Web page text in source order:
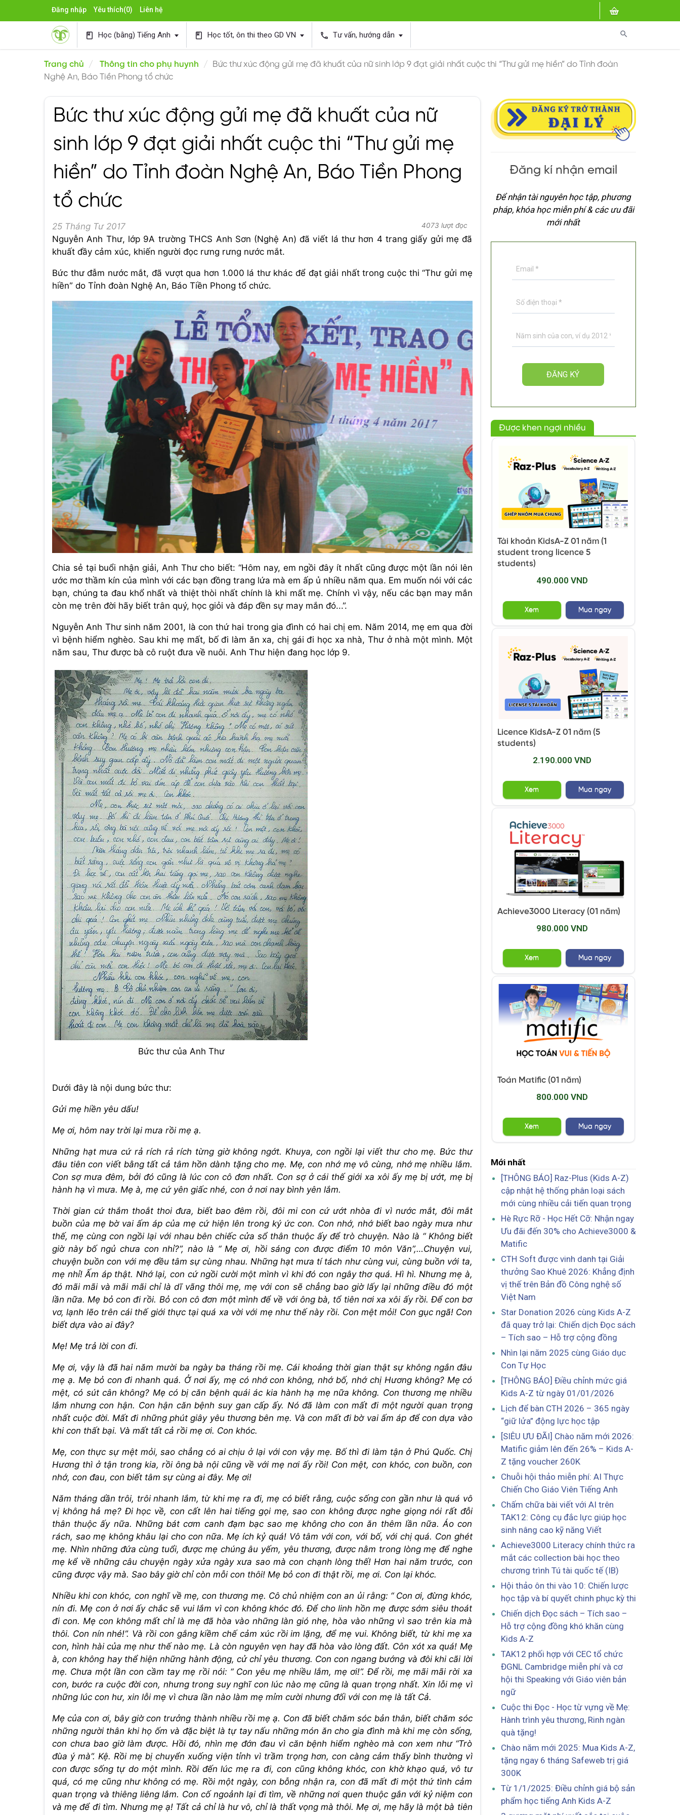
Đăng nhập Yêu thích(0) Liên hệ
search
book Học (bằng) Tiếng Anh book Học tốt, ôn thi theo GD VN phone Tư vấn, hướng dẫn
Trang chủ Thông tin cho phụ huynh
Bức thư xúc động gửi mẹ đã khuất của nữ sinh lớp 9 đạt giải nhất cuộc thi “Thư gửi mẹ hiền” do Tỉnh đoàn
Nghệ An, Báo Tiền Phong tổ chức
Bức thư xúc động gửi mẹ đã khuất của nữ
sinh lớp 9 đạt giải nhất cuộc thi “Thư gửi mẹ
hiền” do Tỉnh đoàn Nghệ An, Báo Tiền Phong
tổ chức
25 Tháng Tư 2017 4073 lượt đọc
Nguyễn Anh Thư, lớp 9A trường THCS Anh Sơn (Nghệ An) đã viết lá thư hơn 4 trang giấy gửi mẹ đã
khuất đầy cảm xúc, khiến người đọc rưng rưng nước mắt.
Bức thư đẫm nước mắt, đã vượt qua hơn 1.000 lá thư khác để đạt giải nhất trong cuộc thi “Thư gửi mẹ
hiền” do Tỉnh đoàn Nghệ An, Báo Tiền Phong tổ chức.
Chia sẻ tại buổi nhận giải, Anh Thư cho biết: “Hôm nay, em ngồi đây ít nhất cũng được một lần nói lên
ước mơ thầm kín của mình với các bạn đồng trang lứa mà em ấp ủ nhiều năm qua. Em muốn nói với các
bạn, chúng ta đau khổ nhất và thiệt thòi nhất chính là khi mất mẹ. Chính vì vậy, nếu các bạn may mắn
còn mẹ trên đời hãy biết trân quý, học giỏi và đáp đền sự may mắn đó...”.
Nguyễn Anh Thư sinh năm 2001, là con thứ hai trong gia đình có hai chị em. Năm 2014, mẹ em qua đời
vì bệnh hiểm nghèo. Sau khi mẹ mất, bố đi làm ăn xa, chị gái đi học xa nhà, Thư ở nhà một mình. Một
năm sau, Thư được bà cô ruột đưa về nuôi. Anh Thư hiện đang học lớp 9.
Bức thư của Anh Thư
Dưới đây là nội dung bức thư:
Gửi mẹ hiền yêu dấu!
Mẹ ơi, hôm nay trời lại mưa rồi mẹ ạ.
Những hạt mưa cứ rả rích rả rích từng giờ không ngớt. Khuya, con ngồi lại viết thư cho mẹ. Bức thư
đâu tiên con viết bằng tất cả tâm hồn dành tặng cho mẹ. Mẹ, con nhớ mẹ vô cùng, nhớ mẹ nhiều lắm.
Con sợ mưa đêm, bởi đó cũng là lúc con cô đơn nhất. Con sợ ở cái thế giới xa xôi ấy mẹ bị ướt, mẹ bị
hành hạ vì mưa. Mẹ à, mẹ cứ yên giấc nhé, con ở nơi nay bình yên lắm.
Thời gian cứ thắm thoắt thoi đưa, biết bao đêm rồi, đôi mi con cứ ướt nhòa đi vì nước mắt, đôi mắt
buồn của mẹ bờ vai ấm áp của mẹ cứ hiện lên trong ký ức con. Con nhớ, nhớ biết bao ngày mưa như
thế, mẹ cùng con ngồi lại với nhau bên chiếc cửa sổ thân thuộc ấy để trò chuyện. Nào là “ Không biết
giờ này bố ngủ chưa con nhỉ?”, nào là “ Mẹ ơi, hồi sáng con được điểm 10 môn Văn”,…Chuyện vui,
chuyện buồn con với mẹ đều tâm sự cùng nhau. Những hạt mưa tí tách như cùng vui, cùng buồn với ta,
mẹ nhỉ! Ấm áp thật. Nhớ lại, con cứ ngồi cười một mình vì khi đó con ngây thơ quá. Hì hì. Nhưng mẹ à,
đó mãi mãi và mãi mãi chỉ là dĩ vãng thôi mẹ, mẹ với con sẽ chẳng bao giờ lấy lại những điều đó một
lần nữa. Mẹ bỏ con đi rồi. Bỏ con cô đơn một mình để về với ông bà, tổ tiên nơi xa xôi ấy rồi. Để con bơ
vơ, lạnh lẽo trên cái thế giới thực tại quá xa vời với mẹ như thế này rồi. Con mệt mỏi! Con gục ngã! Con
biết dựa vào ai đây?
Mẹ! Mẹ trả lời con đi.
Mẹ ơi, vậy là đã hai năm mười ba ngày ba tháng rồi mẹ. Cái khoảng thời gian thật sự không ngắn đâu
mẹ ạ. Mẹ bỏ con đi nhanh quá. Ở nơi ấy, mẹ có nhớ con không, nhớ bố, nhớ chị Hương không? Mẹ có
mệt, có sút cân không? Mẹ có bị căn bệnh quái ác kia hành hạ mẹ nữa không. Con thương mẹ nhiều
lắm nhưng con hận. Con hận căn bệnh suy gan cấp ấy. Nó đã làm con mất đi một người quan trọng
nhất cuộc đời. Mất đi những phút giây yêu thương bên mẹ. Và con mất đi bờ vai ấm áp để con dựa vào
khi con thất bại. Và mất tất cả rồi mẹ ơi. Con khóc.
Mẹ, con thực sự mệt mỏi, sao chẳng có ai chịu ở lại với con vậy mẹ. Bố thì đi làm tận ở Phú Quốc. Chị
Hương thì ở tận trong kia, rồi ông bà nội cũng về với mẹ nơi ấy rồi! Con mệt, con khóc, con buồn, con
nhớ, con đau, con biết tâm sự cùng ai đây. Mẹ ơi!
Năm tháng dần trôi, trôi nhanh lắm, từ khi mẹ ra đi, mẹ có biết rằng, cuộc sống con gần như là quá vô
vị không hả mẹ? Đi học về, con cất lên hai tiếng gọi mẹ, sao con không được nghe giọng nói rất đỗi
thân thuộc ấy nữa. Những bát cơm canh đạm bạc sao mẹ không cho con ăn thêm lần nữa. Áo con
rách, sao mẹ không khâu lại cho con nữa. Mẹ ích kỷ quá! Vô tâm với con, với bố, với chị quá. Con ghét
mẹ. Nhìn những đứa cùng tuổi, được mẹ chúng âu yếm, yêu thương, được nằm trong lòng mẹ để nghe
mẹ kể về những câu chuyện ngày xửa ngày xưa sao mà con chạnh lòng thế! Hơn hai năm trước, con
cũng được vậy mà. Sao bây giờ chỉ còn mỗi con thôi! Mẹ bỏ con đi thật rồi, mẹ ơi. Con lại khóc.
Nhiều khi con khóc, con nghĩ về mẹ, con thương mẹ. Cô chủ nhiệm con an ủi rằng: “ Con ơi, đừng khóc,
nín đi. Mẹ con ở nơi ấy chắc sẽ vui lắm vì con không khóc đó. Để cho linh hồn mẹ được sớm siêu thoát
đi con. Mẹ con không mất chỉ là mẹ đã hòa vào những làn gió nhẹ, hòa vào những vì sao trên kia mà
thôi. Con nín nhé!”. Và rồi con gắng kiềm chế cảm xúc rồi im lặng, để mẹ vui. Không biết, từ khi mẹ xa
con, hình hài của mẹ như thế nào mẹ. Là còn nguyên vẹn hay đã hòa vào lòng đất. Côn xót xa quá! Mẹ
à, con không hay thể hiện những hành động, cử chỉ yêu thương. Con con ngang bướng và đôi khi cãi lời
mẹ. Chưa một lần con cầm tay mẹ rồi nói: “ Con yêu mẹ nhiều lắm, mẹ ơi!”. Để rồi, mẹ mãi mãi rời xa
con, bước ra cuộc đời con, nhưng trong suy nghĩ con lúc nào mẹ cũng là quan trọng nhất. Xin lỗi mẹ vì
những lúc con hư, xin lỗi mẹ vì chưa lần nào làm mẹ mỉm cười nhưng đối với con mẹ là tất Cả.
Mẹ của con ơi, bây giờ con trưởng thành nhiều rồi mẹ ạ. Con đã biết chăm sóc bản thân, biết chăm sóc
những người thân khi họ ốm và đặc biệt là tự tay nấu những món ăn cho gia đình mà khi mẹ còn sống,
con chưa bao giờ làm được. Hồi đó, nhìn mẹ đớn đau vì căn bệnh hiểm nghèo mà con xem như “Trò
đùa ý mà”. Kệ. Rồi mẹ bị chuyển xuống viện tỉnh vì trầm trọng hơn, con càng cảm thấy bình thường vì
con được sống tự do một mình. Rồi đến lúc mẹ ra đi, con cũng không khóc, con khờ khạo quá, vô tư
quá, có mẹ cũng như không có mẹ. Rồi một ngày, con bỗng nhận ra, con đã mất đi một thứ tình cảm
quan trọng và thiêng liêng lắm. Con cố ngoảnh lại đi tìm, về những nơi quen thuộc gắn với kỷ niệm con
và mẹ để đi tìm. Nhưng mẹ ạ! Tất cả chỉ là hư vô, chỉ là thất vọng mà thôi. Mẹ ơi, mẹ hãy là một bà tiên
Đăng kí nhận email
Để nhận tài nguyên học tập, phương
pháp, khóa học miễn phí & các ưu đãi
mới nhất
Được khen ngợi nhiều
Tài khoản KidsA-Z 01 năm (1
student trong licence 5
students)
490.000 VND
Xem Mua ngay
Licence KidsA-Z 01 năm (5
students)
2.190.000 VND
Xem Mua ngay
Achieve3000 Literacy (01 năm)
980.000 VND
Xem Mua ngay
Toán Matific (01 năm)
800.000 VND
Xem Mua ngay
Mới nhất
[THÔNG BÁO] Raz-Plus (Kids A-Z)
cập nhật hệ thống phân loại sách
mới cùng nhiều cải tiến quan trọng
Hè Rực Rỡ - Học Hết Cỡ: Nhận ngay
Ưu đãi đến 30% cho Achieve3000 &
Matific
CTH Soft được vinh danh tại Giải
thưởng Sao Khuê 2026: Khẳng định
vị thế trên Bản đồ Công nghệ số
Việt Nam
Star Donation 2026 cùng Kids A-Z
đã quay trở lại: Chiến dịch Đọc sách
– Tích sao – Hỗ trợ cộng đồng
Nhìn lại năm 2025 cùng Giáo dục
Con Tự Học
[THÔNG BÁO] Điều chỉnh mức giá
Kids A-Z từ ngày 01/01/2026
Lịch để bàn CTH 2026 – 365 ngày
“giữ lửa” động lực học tập
[SIÊU ƯU ĐÃI] Chào năm mới 2026:
Matific giảm lên đến 26% – Kids A-
Z tặng voucher 260K
Chuỗi hội thảo miễn phí: AI Thực
Chiến Cho Giáo Viên Tiếng Anh
Chấm chữa bài viết với AI trên
TAK12: Công cụ đắc lực giúp học
sinh nâng cao kỹ năng Viết
Achieve3000 Literacy chính thức ra
mắt các collection bài học theo
chương trình Tú tài quốc tế (IB)
Hội thảo ôn thi vào 10: Chiến lược
học tập và bí quyết chinh phục kỳ thi
Chiến dịch Đọc sách – Tích sao –
Hỗ trợ cộng đồng khó khăn cùng
Kids A-Z
TAK12 phối hợp với CEC tổ chức
ĐGNL Cambridge miễn phí và cơ
hội thi Speaking với Giáo viên bản
ngữ
Cuộc thi Đọc - Học từ vựng về Mẹ:
Hành trình yêu thương, Rinh ngàn
quà tặng!
Chào năm mới 2025: Mua Kids A-Z,
tặng ngay 6 tháng Safeweb trị giá
300K
Từ 1/1/2025: Điều chỉnh giá bộ sản
phẩm học tiếng Anh Kids A-Z